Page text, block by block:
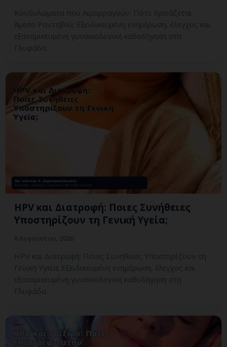
Κονδυλώματα που Αιμορραγούν: Πότε Χρειάζεται
Άμεσο Ραντεβού; Εξειδικευμένη ενημέρωση, έλεγχος και
εξατομικευμένη γυναικολογική καθοδήγηση στη
Γλυφάδα.
HPV και Διατροφή: Ποιες Συνήθειες
Υποστηρίζουν τη Γενική Υγεία;
HPV και Διατροφή: Ποιες Συνήθειες Υποστηρίζουν τη
Γενική Υγεία; Εξειδικευμένη ενημέρωση, έλεγχος και
εξατομικευμένη γυναικολογική καθοδήγηση στη
Γλυφάδα.